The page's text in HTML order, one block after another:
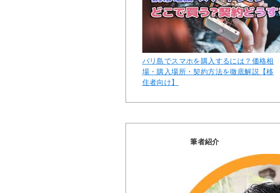
バリ島でスマホを購入するには？価格相
場・購入場所・契約方法を徹底解説【移
住者向け】
筆者紹介